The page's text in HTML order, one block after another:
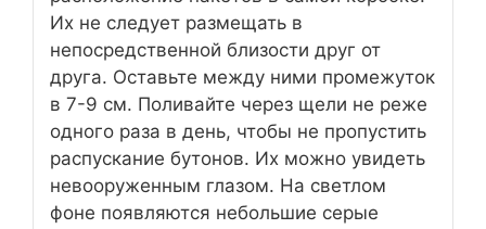
Их не следует размещать в
непосредственной близости друг от
друга. Оставьте между ними промежуток
в 7-9 см. Поливайте через щели не реже
одного раза в день, чтобы не пропустить
распускание бутонов. Их можно увидеть
невооруженным глазом. На светлом
фоне появляются небольшие серые